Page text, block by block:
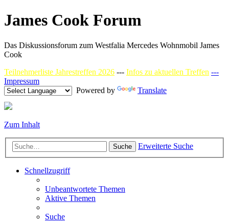
James Cook Forum
Das Diskussionsforum zum Westfalia Mercedes Wohnmobil James
Cook
Teilnehmerliste Jahrestreffen 2026 --- Infos zu aktuellen Treffen ---
Impressum
Powered by
Translate
Zum Inhalt
Suche Erweiterte Suche
Schnellzugriff
Unbeantwortete Themen
Aktive Themen
Suche